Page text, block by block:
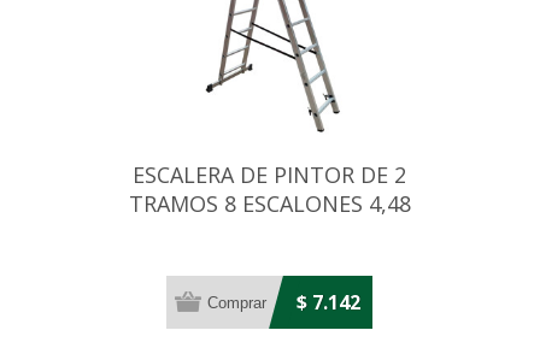
ESCALERA DE PINTOR DE 2
TRAMOS 8 ESCALONES 4,48
$ 7.142